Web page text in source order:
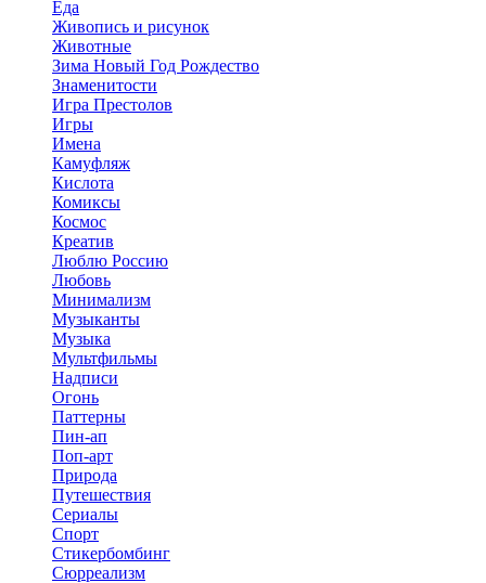
Еда
Живопись и рисунок
Животные
Зима Новый Год Рождество
Знаменитости
Игра Престолов
Игры
Имена
Камуфляж
Кислота
Комиксы
Космос
Креатив
Люблю Россию
Любовь
Минимализм
Музыканты
Музыка
Мультфильмы
Надписи
Огонь
Паттерны
Пин-ап
Поп-арт
Природа
Путешествия
Сериалы
Спорт
Стикербомбинг
Сюрреализм